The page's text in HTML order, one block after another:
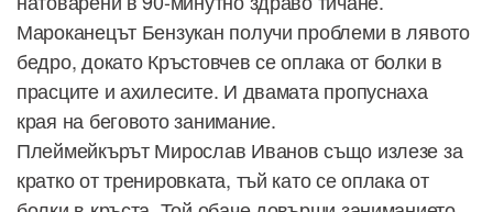
Мароканецът Бензукан получи проблеми в лявото
бедро, докато Кръстовчев се оплака от болки в
прасците и ахилесите. И двамата пропуснаха
края на беговото занимание.
Плеймейкърът Мирослав Иванов също излезе за
кратко от тренировката, тъй като се оплака от